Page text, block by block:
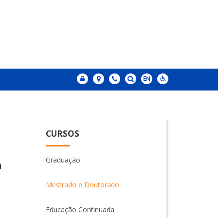
CURSOS
Graduação
Mestrado e Doutorado
Educação Continuada